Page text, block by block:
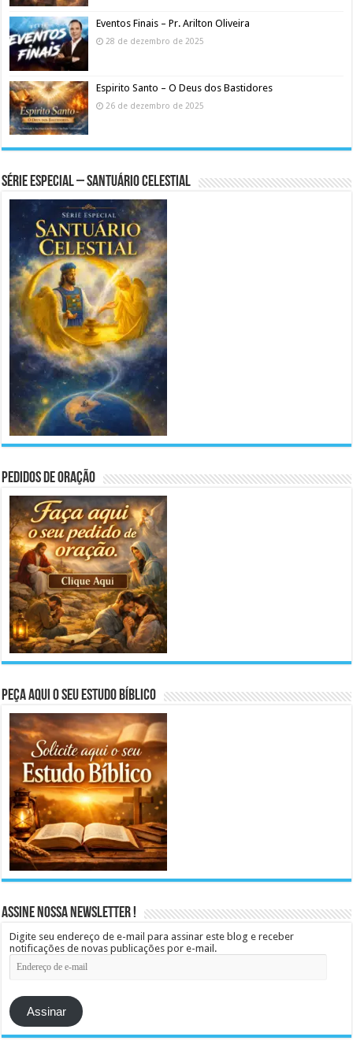
Eventos Finais – Pr. Arilton Oliveira
28 de dezembro de 2025
Espirito Santo – O Deus dos Bastidores
26 de dezembro de 2025
Série Especial – Santuário Celestial
Pedidos de Oração
Peça aqui o seu Estudo Bíblico
Assine Nossa Newsletter !
Digite seu endereço de e-mail para assinar este blog e receber
notificações de novas publicações por e-mail.
Endereço
de
mail
Assinar